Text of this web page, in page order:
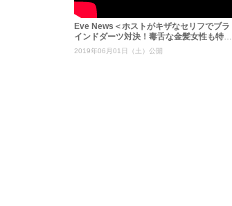
Eve News＜ホストがキザなセリフでブラ
インドダーツ対決！毒舌な金髪女性も特別
出演＞
2019年06月01日（土）公開